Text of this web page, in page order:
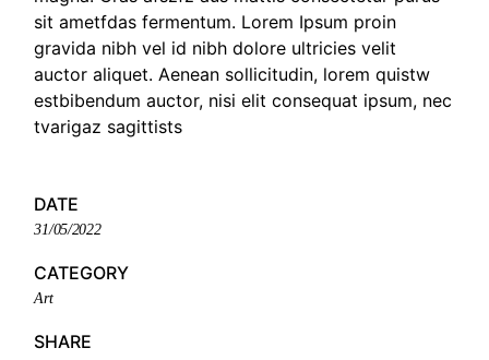
sit ametfdas fermentum. Lorem Ipsum proin
gravida nibh vel id nibh dolore ultricies velit
auctor aliquet. Aenean sollicitudin, lorem quistw
estbibendum auctor, nisi elit consequat ipsum, nec
tvarigaz sagittists
DATE
31/05/2022
CATEGORY
Art
SHARE